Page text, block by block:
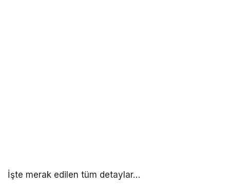
İşte merak edilen tüm detaylar…